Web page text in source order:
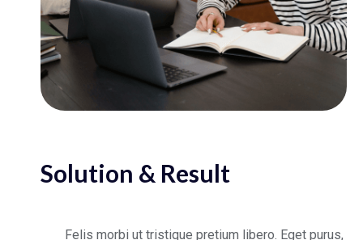
Solution & Result
Felis morbi ut tristique pretium libero. Eget purus,